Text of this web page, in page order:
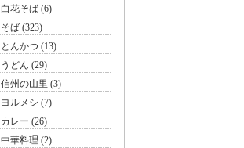
白花そば (6)
そば (323)
とんかつ (13)
うどん (29)
信州の山里 (3)
ヨルメシ (7)
カレー (26)
中華料理 (2)